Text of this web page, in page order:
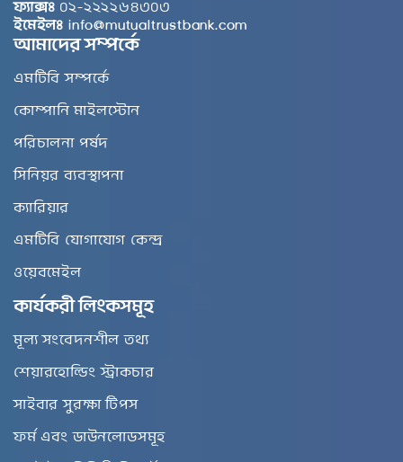
ফ্যাক্সঃ ০২-২২২২৬৪৩০৩
ইমেইলঃ info@mutualtrustbank.com
আমাদের সম্পর্কে
এমটিবি সম্পর্কে
কোম্পানি মাইলস্টোন
পরিচালনা পর্ষদ
সিনিয়র ব্যবস্থাপনা
ক্যারিয়ার
এমটিবি যোগাযোগ কেন্দ্র
ওয়েবমেইল
কার্যকরী লিংকসমূহ
মূল্য সংবেদনশীল তথ্য
শেয়ারহোল্ডিং স্ট্রাকচার
সাইবার সুরক্ষা টিপস
ফর্ম এবং ডাউনলোডসমূহ